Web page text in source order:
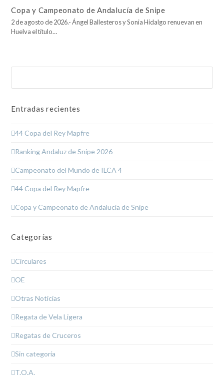
Copa y Campeonato de Andalucía de Snipe
2 de agosto de 2026.- Ángel Ballesteros y Sonia Hidalgo renuevan en
Huelva el título…
Entradas recientes
44 Copa del Rey Mapfre
Ranking Andaluz de Snipe 2026
Campeonato del Mundo de ILCA 4
44 Copa del Rey Mapfre
Copa y Campeonato de Andalucía de Snipe
Categorías
Circulares
OE
Otras Noticias
Regata de Vela Ligera
Regatas de Cruceros
Sin categoría
T.O.A.